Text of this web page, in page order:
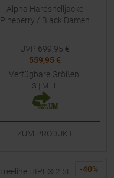
Alpha Hardshelljacke
Pineberry / Black Damen
UVP 699,95 €
559,95 €
Verfügbare Größen:
S | M | L
ZUM PRODUKT
-40%